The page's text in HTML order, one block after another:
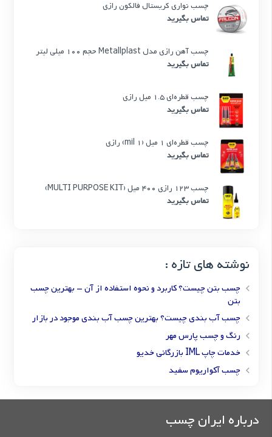
چسب نواری کریستال فالکون رازی
تماس بگیرید
چسب آهن رازی مدل Metallplast حجم 100 میلی لیتر
تماس بگیرید
چسب قطره‌ای 1.5 میل رازی
تماس بگیرید
چسب قطره‌ای 1 میل (1 mil) رازی
تماس بگیرید
چسب 123 رازی 400 میل (MULTI PURPOSE KIT)
تماس بگیرید
نوشته های تازه :
چسب بتن چیست؟ کاربرد و نحوه استفاده از آن – بهترین چسب
بتن
چسب آب بندی چیست؟ بهترین چسب آب بندی موجود در بازار
رنگ و چسب پارس مهر
خدمات چاپ IML بازرگانی خدیو
چسب آکواریوم سفید
درباره ایران چسب